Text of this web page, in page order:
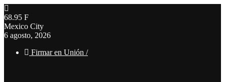
68.95 F
Mexico City
6 agosto, 2026
Firmar en Unión /